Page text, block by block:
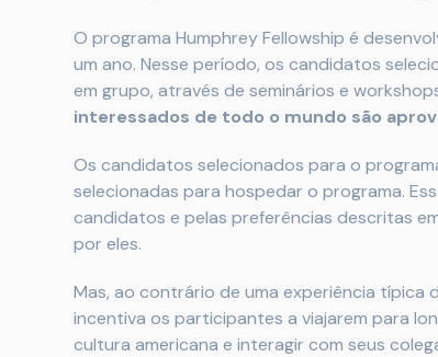
O programa Humphrey Fellowship é
um ano. Nesse período, os candidatos
em grupo, através de seminários e
interessados de todo o mundo são
Os candidatos selecionados para o
selecionadas para hospedar o programa.
candidatos e pelas preferências descritas
por eles.
Mas, ao contrário de uma experiência típica
incentiva os participantes a viajarem para
cultura americana e interagir com seus